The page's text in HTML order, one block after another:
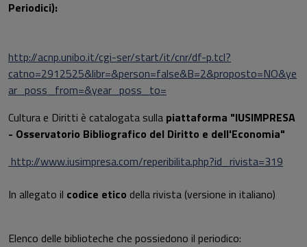
Periodici):
http://acnp.unibo.it/cgi-ser/start/it/cnr/df-p.tcl?
catno=2912525&libr=&person=false&B=2&proposto=NO&ye
ar_poss_from=&year_poss_to=
Cultura e Diritti è catalogata sulla piattaforma "IUSIMPRESA
- Osservatorio Bibliografico del Diritto e dell'Economia"
http://www.iusimpresa.com/reperibilita.php?id_rivista=319
In allegato il codice etico della rivista (versione in italiano)
Elenco delle biblioteche che possiedono il periodico: